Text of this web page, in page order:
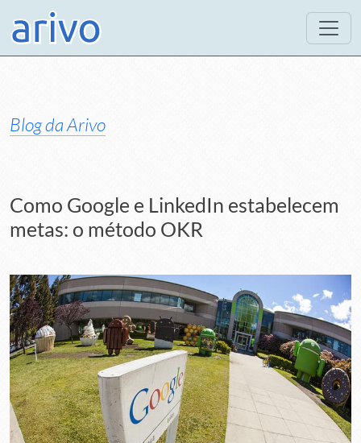
Blog da Arivo
Como Google e LinkedIn estabelecem
metas: o método OKR